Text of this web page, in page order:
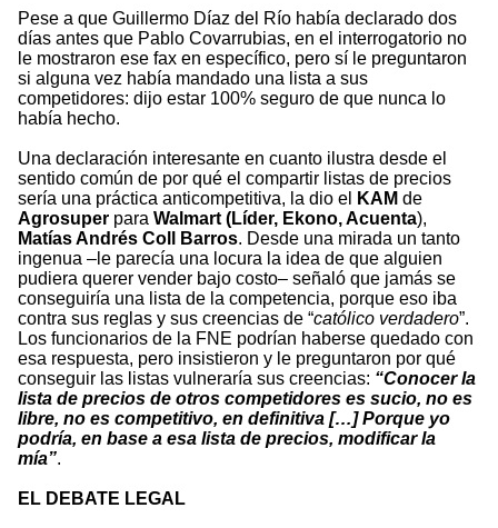
Pese a que Guillermo Díaz del Río había declarado dos
días antes que Pablo Covarrubias, en el interrogatorio no
le mostraron ese fax en específico, pero sí le preguntaron
si alguna vez había mandado una lista a sus
competidores: dijo estar 100% seguro de que nunca lo
había hecho.
Una declaración interesante en cuanto ilustra desde el
sentido común de por qué el compartir listas de precios
sería una práctica anticompetitiva, la dio el
KAM de
Agrosuper para Walmart (Líder, Ekono, Acuenta),
Matías Andrés Coll Barros. Desde una mirada un tanto
ingenua –le parecía una locura la idea de que alguien
pudiera querer vender bajo costo– señaló que jamás se
conseguiría una lista de la competencia, porque eso iba
contra sus reglas y sus creencias de “católico verdadero”.
Los funcionarios de la FNE podrían haberse quedado con
esa respuesta, pero insistieron y le preguntaron por qué
conseguir las listas vulneraría sus creencias: “Conocer la
lista de precios de otros competidores es sucio, no es
libre, no es competitivo, en definitiva […] Porque yo
podría, en base a esa lista de precios, modificar la
mía”.
EL DEBATE LEGAL